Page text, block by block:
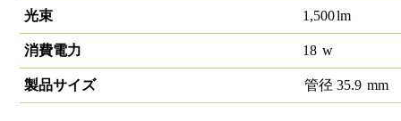
光束 1,500lm
消費電力 18 w
製品サイズ 管径 35.9 mm